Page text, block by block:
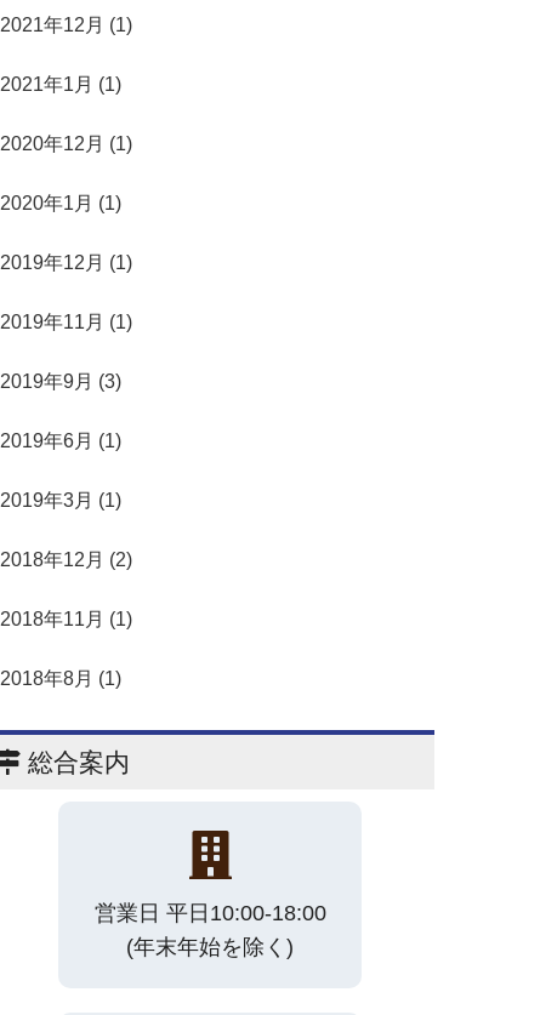
2021年12月 (1)
2021年1月 (1)
2020年12月 (1)
2020年1月 (1)
2019年12月 (1)
2019年11月 (1)
2019年9月 (3)
2019年6月 (1)
2019年3月 (1)
2018年12月 (2)
2018年11月 (1)
2018年8月 (1)
総合案内
営業日 平日10:00-18:00
(年末年始を除く)